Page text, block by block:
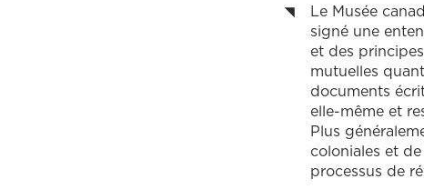
Le Musée
signé une
et des
mutuelles
documents
elle-même et
Plus
coloniales et
processus de